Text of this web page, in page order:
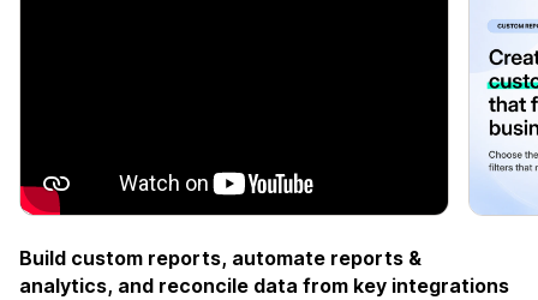
Build custom reports, automate reports &
analytics, and reconcile data from key integrations